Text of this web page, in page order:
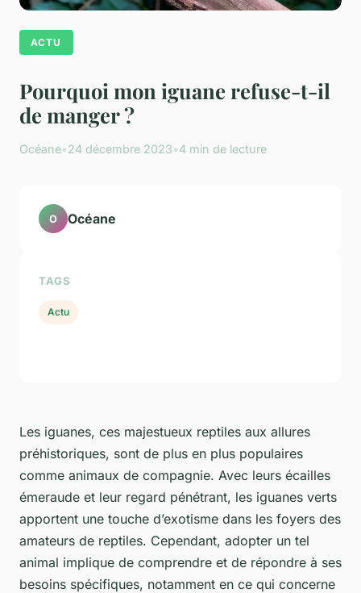
ACTU
Pourquoi mon iguane refuse-t-il
de manger ?
Océane•24 décembre 2023•4 min de lecture
Les iguanes, ces majestueux reptiles aux allures
préhistoriques, sont de plus en plus populaires
comme animaux de compagnie. Avec leurs écailles
émeraude et leur regard pénétrant, les iguanes verts
apportent une touche d’exotisme dans les foyers des
amateurs de reptiles. Cependant, adopter un tel
animal implique de comprendre et de répondre à ses
besoins spécifiques, notamment en ce qui concerne
O Océane
TAGS
Actu